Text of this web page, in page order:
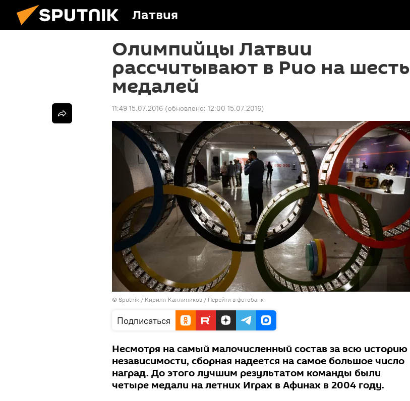
Латвия
Олимпийцы Латвии
рассчитывают в Рио на шесть
медалей
11:49 15.07.2016 (обновлено: 12:00 15.07.2016)
© Sputnik / Кирилл Каллиников / Перейти в фотобанк
Подписаться
Несмотря на самый малочисленный состав за всю историю
независимости, сборная надеется на самое большое число
наград. До этого лучшим результатом команды были
четыре медали на летних Играх в Афинах в 2004 году.